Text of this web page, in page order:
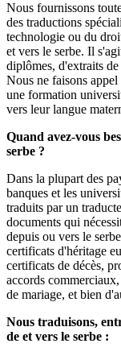
Nous fournissons
des traductions
technologie ou du
et vers le serbe. Il
diplômes, d'extraits de
Nous ne faisons appel
une formation
vers leur langue
Quand avez-vous
serbe ?
Dans la plupart des
banques et les
traduits par un
documents qui
depuis ou vers le
certificats d'héritage
certificats de décès,
accords
de mariage, et bien
Nous traduisons,
de et vers le serbe :